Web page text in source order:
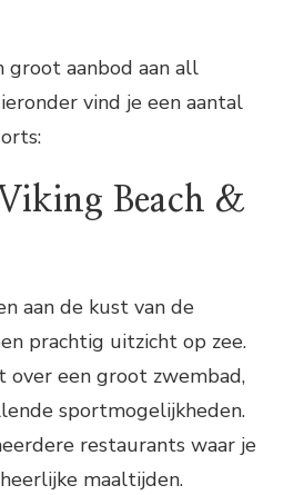
aanbod aan all
vind je een aantal
Beach &
aan de kust van de
prachtig uitzicht op zee.
over een groot zwembad,
sportmogelijkheden.
restaurants waar je
maaltijden.